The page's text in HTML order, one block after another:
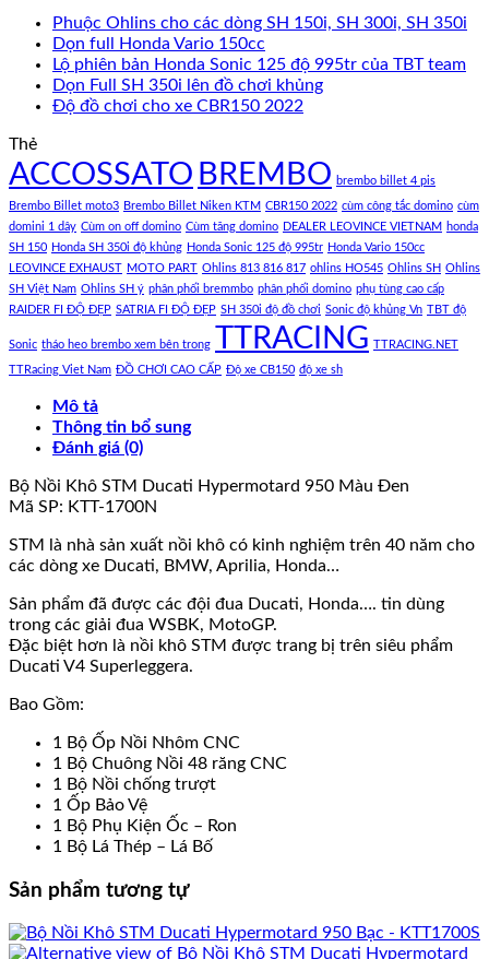
Phuộc Ohlins cho các dòng SH 150i, SH 300i, SH 350i
Dọn full Honda Vario 150cc
Lộ phiên bản Honda Sonic 125 độ 995tr của TBT team
Dọn Full SH 350i lên đồ chơi khủng
Độ đồ chơi cho xe CBR150 2022
Thẻ
ACCOSSATO BREMBO brembo billet 4 pis
Brembo Billet moto3 Brembo Billet Niken KTM CBR150 2022 cùm công tắc domino cùm
domini 1 dây Cùm on off domino Cùm tăng domino DEALER LEOVINCE VIETNAM honda
SH 150 Honda SH 350i độ khủng Honda Sonic 125 độ 995tr Honda Vario 150cc
LEOVINCE EXHAUST MOTO PART Ohlins 813 816 817 ohlins HO545 Ohlins SH Ohlins
SH Việt Nam Ohlins SH ý phân phối bremmbo phân phối domino phụ tùng cao cấp
RAIDER FI ĐỘ ĐẸP SATRIA FI ĐỘ ĐẸP SH 350i độ đồ chơi Sonic độ khủng Vn TBT độ
Sonic tháo heo brembo xem bên trong TTRACING TTRACING.NET
TTRacing Viet Nam ĐỒ CHƠI CAO CẤP Độ xe CB150 độ xe sh
Mô tả
Thông tin bổ sung
Đánh giá (0)
Bộ Nồi Khô STM Ducati Hypermotard 950 Màu Đen
Mã SP: KTT-1700N
STM là nhà sản xuất nồi khô có kinh nghiệm trên 40 năm cho
các dòng xe Ducati, BMW, Aprilia, Honda…
Sản phẩm đã được các đội đua Ducati, Honda…. tin dùng
trong các giải đua WSBK, MotoGP.
Đặc biệt hơn là nồi khô STM được trang bị trên siêu phẩm
Ducati V4 Superleggera.
Bao Gồm:
1 Bộ Ốp Nồi Nhôm CNC
1 Bộ Chuông Nồi 48 răng CNC
1 Bộ Nồi chống trượt
1 Ốp Bảo Vệ
1 Bộ Phụ Kiện Ốc – Ron
1 Bộ Lá Thép – Lá Bố
Sản phẩm tương tự